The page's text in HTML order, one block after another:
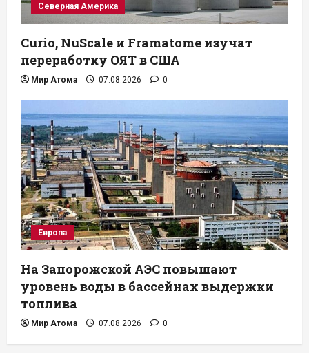
Северная Америка
Curio, NuScale и Framatome изучат
переработку ОЯТ в США
Мир Атома 07.08.2026 0
Европа
На Запорожской АЭС повышают
уровень воды в бассейнах выдержки
топлива
Мир Атома 07.08.2026 0